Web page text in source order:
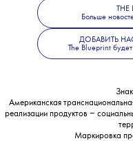
THE
Больше
ДОБАВИТЬ
The Blueprint
Американская
реализации продуктов ‒
Маркировка